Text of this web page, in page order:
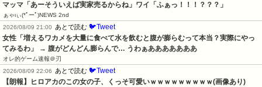
マッマ「あーそういえば実家売るからね」ワイ「ふぁっ！！！？？？」
ぁゃιぃ(*ﾟーﾟ)NEWS 2nd
2026/08/09 21:00
あとで読む 🐦Tweet
女性「増えるワカメを大量に食べて水を飲むと腹が膨らむって本当？実際にやっ
てみるわ」 → 腹がどんどん膨らんで… うわぁあああああああ
オレ的ゲーム速報＠刃
2026/08/09 22:06
あとで読む 🐦Tweet
【朗報】ヒロアカのこの女の子、くっそ可愛いｗｗｗｗｗｗｗｗｗ(画像あり)